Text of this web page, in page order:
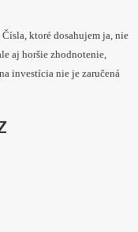
ktoré dosahujem ja, nie
aj horšie zhodnotenie,
investícia nie je zaručená